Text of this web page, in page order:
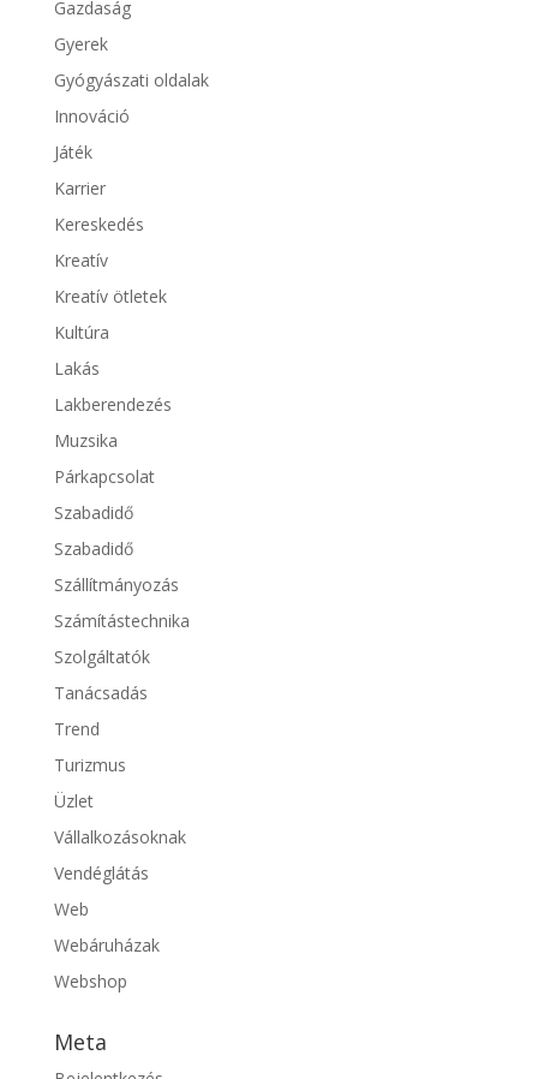
Gazdaság
Gyerek
Gyógyászati oldalak
Innováció
Játék
Karrier
Kereskedés
Kreatív
Kreatív ötletek
Kultúra
Lakás
Lakberendezés
Muzsika
Párkapcsolat
Szabadidő
Szabadidő
Szállítmányozás
Számítástechnika
Szolgáltatók
Tanácsadás
Trend
Turizmus
Üzlet
Vállalkozásoknak
Vendéglátás
Web
Webáruházak
Webshop
Meta